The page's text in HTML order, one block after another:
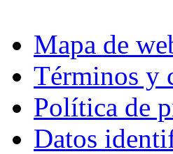
Mapa de
Términos y
Política de
Datos